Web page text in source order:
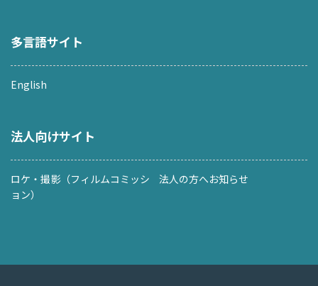
多言語サイト
English
法人向けサイト
ロケ・撮影（フィルムコミッシ
ョン）
法人の方へお知らせ